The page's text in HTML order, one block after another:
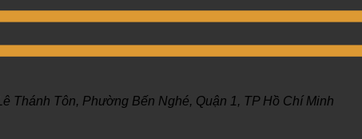
Thánh Tôn, Phường Bến Nghé, Quận 1, TP Hồ Chí Minh